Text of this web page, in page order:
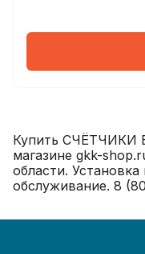
Купить СЧЁТЧИКИ
магазине gkk-
области.
обслуживание. 8